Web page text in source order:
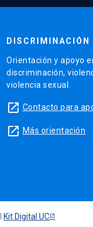
DISCRIMINACIÓN
Orientación y apoyo
discriminación,
violencia sexual.
launch Contacto para
launch Más orientación
Kit Digital UC